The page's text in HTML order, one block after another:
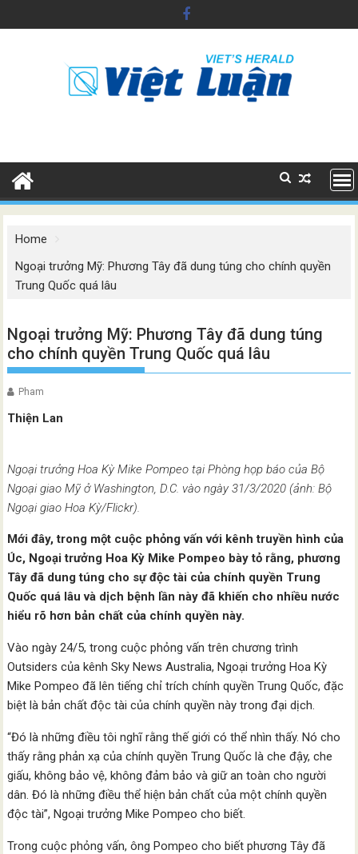
to
Home
Ngoại trưởng Mỹ: Phương Tây đã dung túng cho chính quyền
Trung Quốc quá lâu
Ngoại trưởng Mỹ: Phương Tây đã dung túng
cho chính quyền Trung Quốc quá lâu
Pham
Thiện Lan
Ngoại trưởng Hoa Kỳ Mike Pompeo tại Phòng họp báo của Bộ
Ngoại giao Mỹ ở Washington, D.C. vào ngày 31/3/2020 (ảnh: Bộ
Ngoại giao Hoa Kỳ/Flickr).
Mới đây, trong một cuộc phỏng vấn với kênh truyền hình của
Úc, Ngoại trưởng Hoa Kỳ Mike Pompeo bày tỏ rằng, phương
Tây đã dung túng cho sự độc tài của chính quyền Trung
Quốc quá lâu và dịch bệnh lần này đã khiến cho nhiều nước
hiểu rõ hơn bản chất của chính quyền này.
Vào ngày 24/5, trong cuộc phỏng vấn trên chương trình
Outsiders của kênh Sky News Australia, Ngoại trưởng Hoa Kỳ
Mike Pompeo đã lên tiếng chỉ trích chính quyền Trung Quốc, đặc
biệt là bản chất độc tài của chính quyền này trong đại dịch.
“Đó là những điều tôi nghĩ rằng thế giới có thể nhìn thấy. Nó cho
thấy rằng phản xạ của chính quyền Trung Quốc là che đậy, che
giấu, không bảo vệ, không đảm bảo và giữ an toàn cho người
dân. Đó là những điều thể hiện bản chất của một chính quyền
độc tài”, Ngoại trưởng Mike Pompeo cho biết.
Trong cuộc phỏng vấn, ông Pompeo cho biết phương Tây đã